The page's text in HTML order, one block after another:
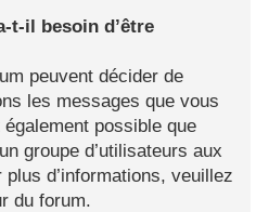
t-il besoin d’être
peuvent décider de
les messages que vous
possible que
groupe d’utilisateurs aux
d’informations, veuillez
du forum.